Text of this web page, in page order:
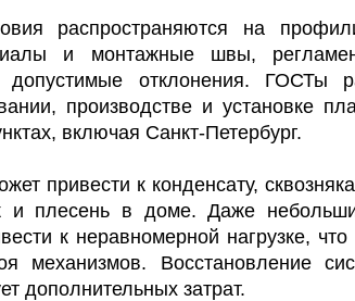
распространяются на
и монтажные швы,
допустимые отклонения. ГОСТы
производстве и установке
включая Санкт-Петербург.
привести к конденсату,
и плесень в доме. Даже
к неравномерной нагрузке, что
механизмов. Восстановление
дополнительных затрат.